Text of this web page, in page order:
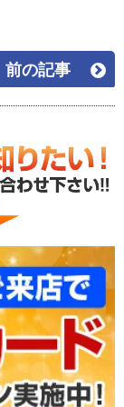
前の記事